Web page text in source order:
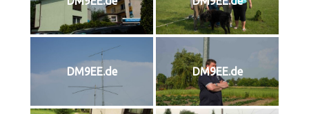
DM9EE.de DM9EE.de